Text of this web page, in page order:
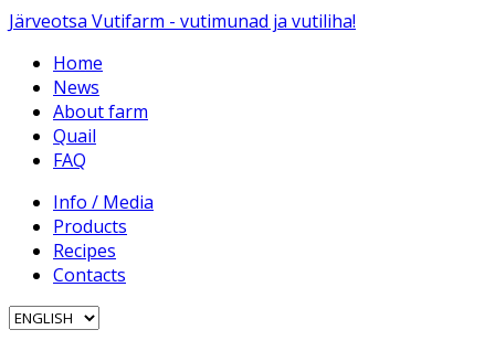
Järveotsa Vutifarm - vutimunad ja vutiliha!
Home
News
About farm
Quail
FAQ
Info / Media
Products
Recipes
Contacts